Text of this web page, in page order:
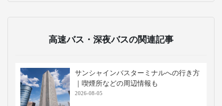
高速バス・深夜バスの関連記事
サンシャインバスターミナルへの行き方
｜喫煙所などの周辺情報も
2026-08-05